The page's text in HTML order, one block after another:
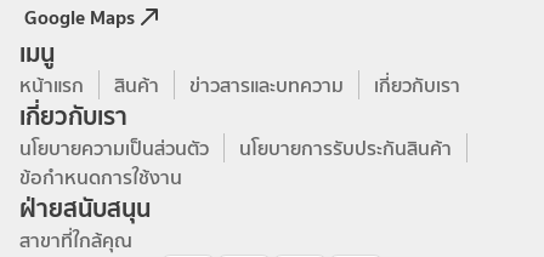
Google Maps
เมนู
หน้าแรก สินค้า ข่าวสารและบทความ เกี่ยวกับเรา
เกี่ยวกับเรา
นโยบายความเป็นส่วนตัว
นโยบายการรับประกันสินค้า
ข้อกำหนดการใช้งาน
ฝ่ายสนับสนุน
สาขาที่ใกล้คุณ